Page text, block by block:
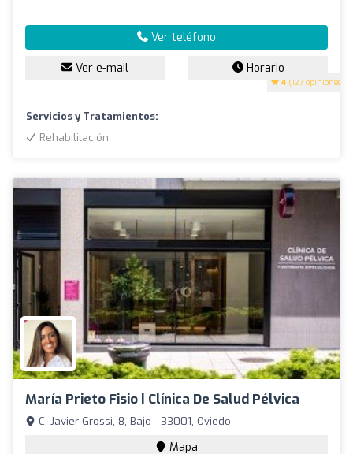
4 (127 opiniones)
Ver teléfono
Ver e-mail Horario
Servicios y Tratamientos:
Rehabilitación
María Prieto Fisio | Clínica De Salud Pélvica
C. Javier Grossi, 8, Bajo - 33001, Oviedo
Mapa